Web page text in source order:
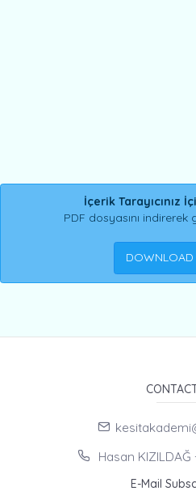
İçerik Tarayıcınız
PDF dosyasını indirerek
DOWNLOAD
Hasan
E-Mail